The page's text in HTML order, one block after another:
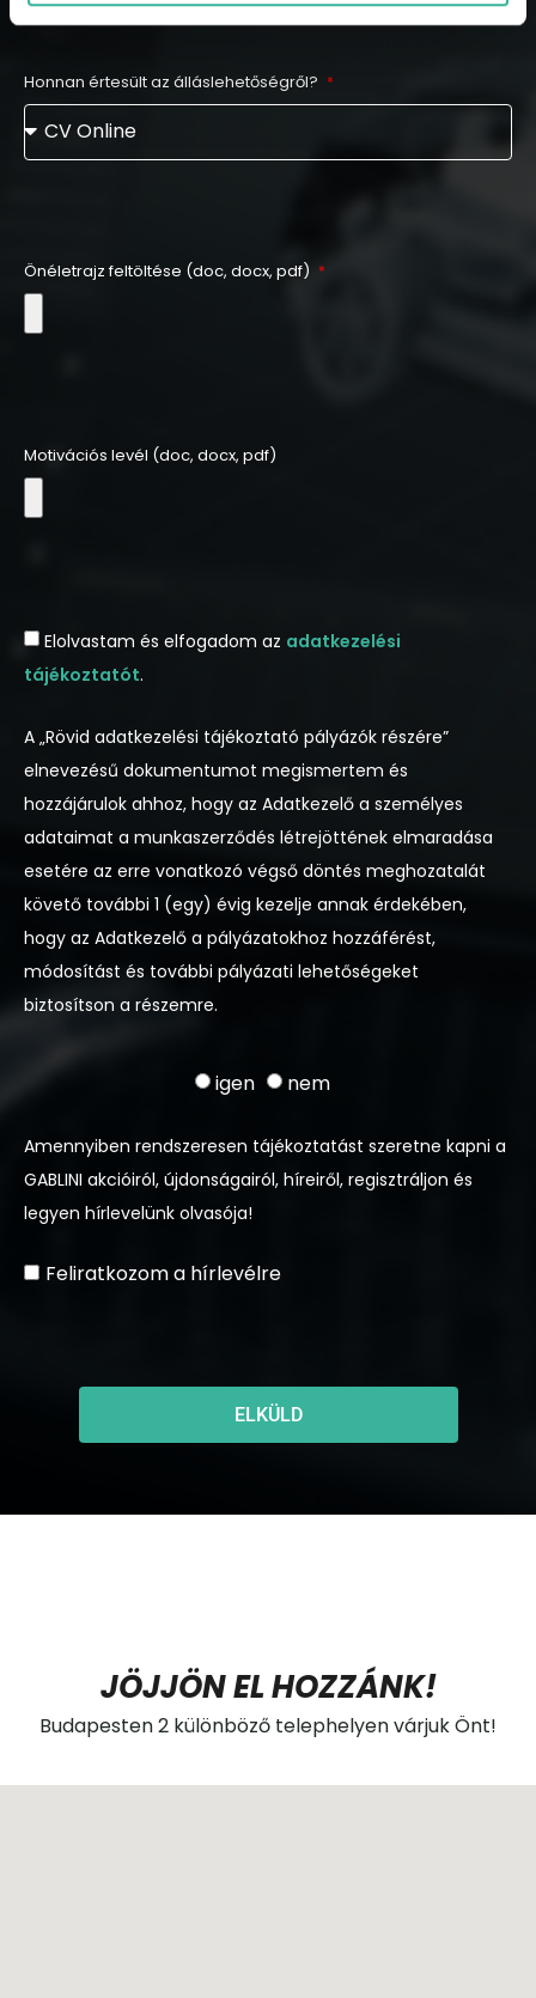
Honnan értesült az álláslehetőségről?
Önéletrajz feltöltése (doc, docx, pdf)
Motivációs levél (doc, docx, pdf)
Elolvastam és elfogadom az adatkezelési
tájékoztatót.
A „Rövid adatkezelési tájékoztató pályázók részére”
elnevezésű dokumentumot megismertem és
hozzájárulok ahhoz, hogy az Adatkezelő a személyes
adataimat a munkaszerződés létrejöttének elmaradása
esetére az erre vonatkozó végső döntés meghozatalát
követő további 1 (egy) évig kezelje annak érdekében,
hogy az Adatkezelő a pályázatokhoz hozzáférést,
módosítást és további pályázati lehetőségeket
biztosítson a részemre.
igen nem
Amennyiben rendszeresen tájékoztatást szeretne kapni a
GABLINI akcióiról, újdonságairól, híreiről, regisztráljon és
legyen hírlevelünk olvasója!
Feliratkozom a hírlevélre
ELKÜLD
JÖJJÖN EL HOZZÁNK!
Budapesten 2 különböző telephelyen várjuk Önt!